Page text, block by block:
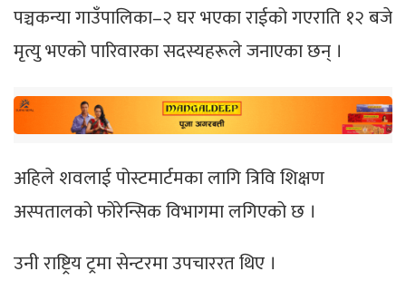
पञ्चकन्या गाउँपालिका–२ घर भएका राईको गएराति १२ बजे
मृत्यु भएको पारिवारका सदस्यहरूले जनाएका छन् ।
अहिले शवलाई पोस्टमार्टमका लागि त्रिवि शिक्षण
अस्पतालको फोरेन्सिक विभागमा लगिएको छ ।
उनी राष्ट्रिय ट्रमा सेन्टरमा उपचाररत थिए ।